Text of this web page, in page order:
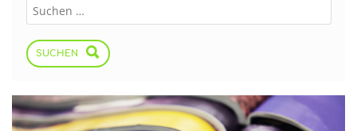
SUCHEN